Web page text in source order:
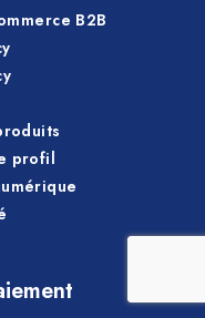
B2B
profil